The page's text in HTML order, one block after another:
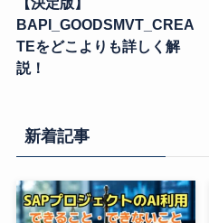
BAPI_GOODSMVT_CREA
TEをどこよりも詳しく解
説！
新着記事